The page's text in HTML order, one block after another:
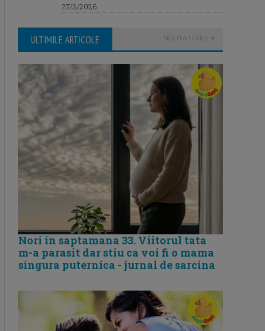
27/3/2026
ULTIMILE ARTICOLE NOUTATI AICI
Nori in saptamana 33. Viitorul tata
m-a parasit dar stiu ca voi fi o mama
singura puternica - jurnal de sarcina